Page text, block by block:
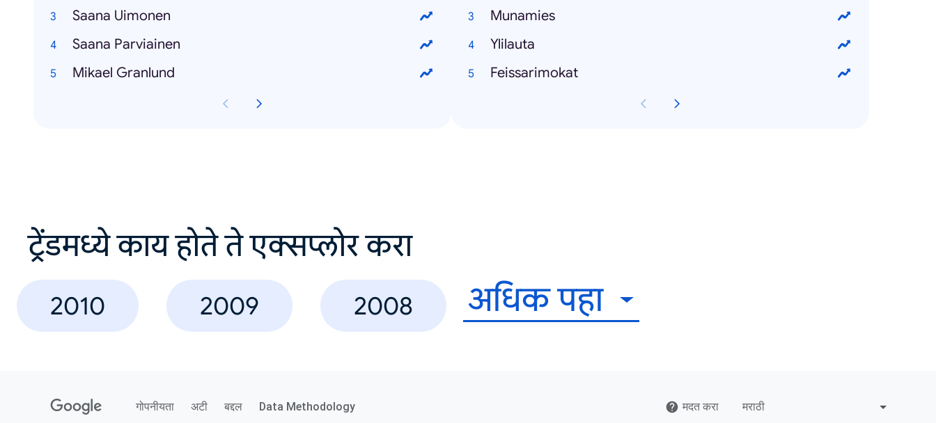
Saana Uimonen
Saana Parviainen
Mikael Granlund
Munamies
Ylilauta
Feissarimokat
ट्रेंडमध्ये काय होते ते एक्सप्लोर करा
2010 2009 2008 अधिक पहा
गोपनीयता अटी बद्दल Data Methodology मदत करा